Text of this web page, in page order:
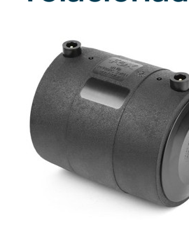
DETALLES